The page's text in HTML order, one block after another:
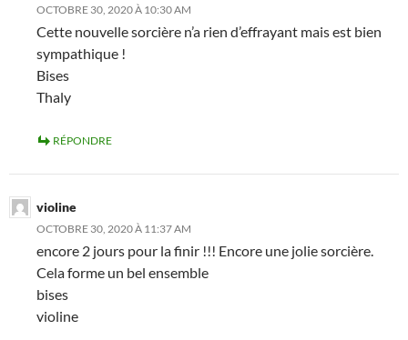
OCTOBRE 30, 2020 À 10:30 AM
Cette nouvelle sorcière n’a rien d’effrayant mais est bien
sympathique !
Bises
Thaly
RÉPONDRE
violine
OCTOBRE 30, 2020 À 11:37 AM
encore 2 jours pour la finir !!! Encore une jolie sorcière.
Cela forme un bel ensemble
bises
violine